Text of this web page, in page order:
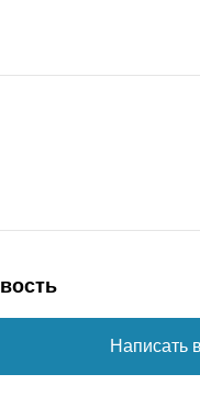
Написать